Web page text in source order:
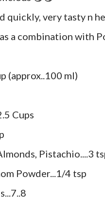
quickly, very tasty n
a combination with
(approx..100 ml)
Cups
Pistachio....3
Powder...1/4 tsp